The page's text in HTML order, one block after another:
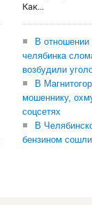
Как...
В отношении
челябинка
возбудили
В
мошеннику,
соцсетях
В
бензином